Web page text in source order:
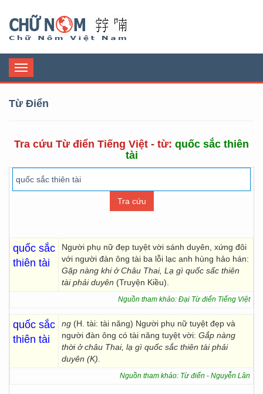
Toggle
navigation
Từ Điển
Tra cứu Từ điển Tiếng Việt - từ: quốc sắc thiên
tài
quốc sắc
thiên tài
Người phụ nữ đẹp tuyệt vời sánh duyên, xứng đôi
với người đàn ông tài ba lỗi lạc anh hùng hảo hán:
Gặp nàng khi ở Châu Thai, Lạ gì quốc sấc thiên
tài phải duyên (Truyện Kiều).
Nguồn tham khảo: Đại Từ điển Tiếng Việt
quốc sắc
thiên tài
ng (H. tài: tài năng) Người phụ nữ tuyệt đẹp và
người đàn ông có tài năng tuyệt vời: Gắp nàng
thời ở châu Thai, lạ gì quốc sắc thiên tài phải
duyên (K).
Nguồn tham khảo: Từ điển - Nguyễn Lân